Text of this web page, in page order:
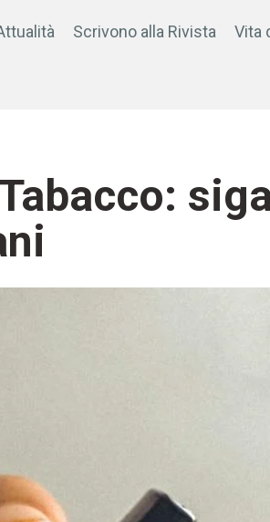
Scrivono alla Rivista Vita